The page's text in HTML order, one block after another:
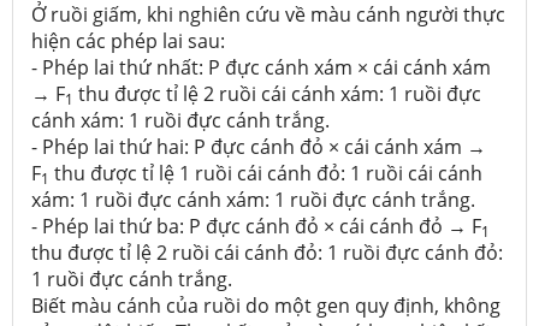
Ở ruồi giấm, khi nghiên cứu về màu cánh người thực
hiện các phép lai sau:
- Phép lai thứ nhất: P đực cánh xám × cái cánh xám
→ F1 thu được tỉ lệ 2 ruồi cái cánh xám: 1 ruồi đực
cánh xám: 1 ruồi đực cánh trắng.
- Phép lai thứ hai: P đực cánh đỏ × cái cánh xám →
F1 thu được tỉ lệ 1 ruồi cái cánh đỏ: 1 ruồi cái cánh
xám: 1 ruồi đực cánh xám: 1 ruồi đực cánh trắng.
- Phép lai thứ ba: P đực cánh đỏ × cái cánh đỏ → F1
thu được tỉ lệ 2 ruồi cái cánh đỏ: 1 ruồi đực cánh đỏ:
1 ruồi đực cánh trắng.
Biết màu cánh của ruồi do một gen quy định, không